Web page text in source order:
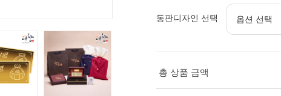
동판디자인 선택
총 상품 금액